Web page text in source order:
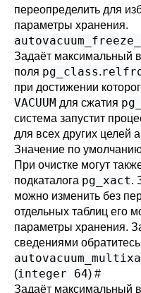
переопределить для
параметры хранения.
Задаёт максимальный
поля pg_class.
при достижении
VACUUM для сжатия
система запустит
для всех других целей
Значение по
При очистке могут
подкаталога pg_xact.
можно изменить без
отдельных таблиц его
параметры хранения.
сведениями обратитесь
(integer 64) #
Задаёт максимальный